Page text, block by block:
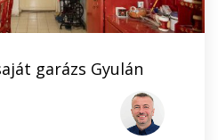
garázs Gyulán